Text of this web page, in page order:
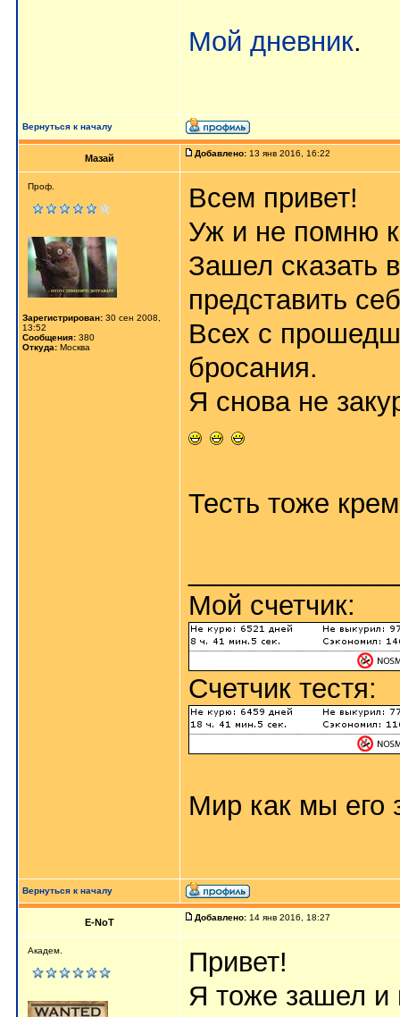
Мой дневник.
Вернуться к началу
Мазай Добавлено: 13 янв 2016, 16:22
Проф.
Зарегистрирован: 30 сен 2008,
13:52
Сообщения: 380
Откуда: Москва
Всем привет!
Уж и не помню
Зашел сказать
представить
Всех с
бросания.
Я снова не
Тесть тоже
Мой счетчик:
Счетчик тестя:
Мир как мы его
Вернуться к началу
E-NoT Добавлено: 14 янв 2016, 18:27
Академ.
Привет!
Я тоже зашел и